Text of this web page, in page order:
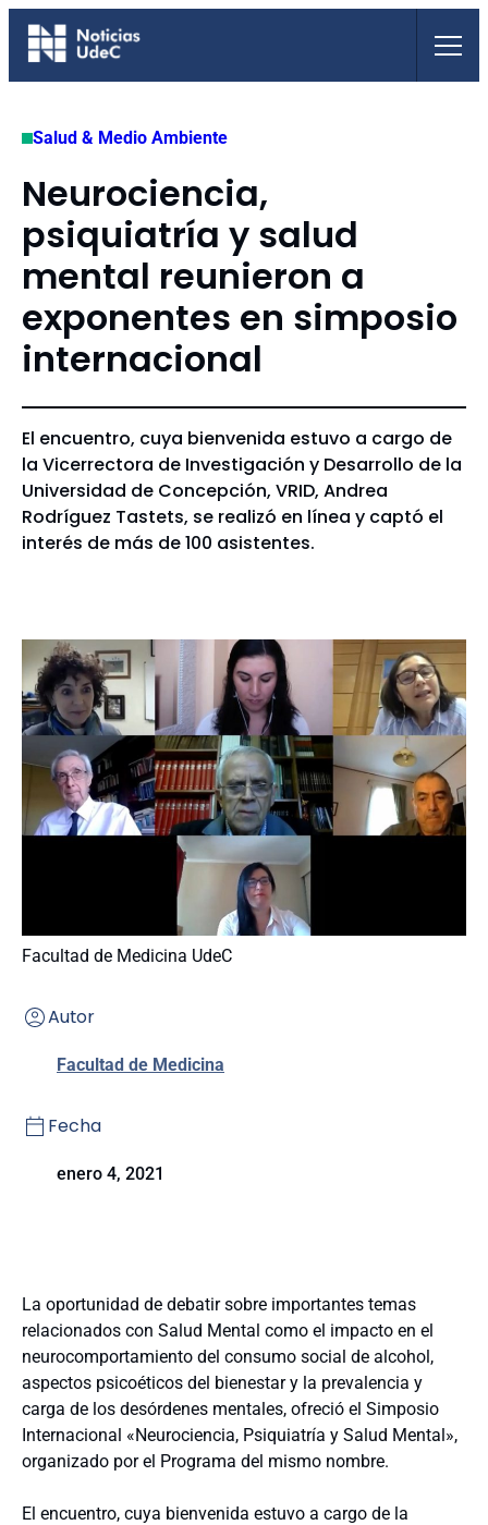
Saltar
Salud & Medio Ambiente
Neurociencia,
psiquiatría y salud
mental reunieron a
exponentes en simposio
internacional
El encuentro, cuya bienvenida estuvo a cargo de
la Vicerrectora de Investigación y Desarrollo de la
Universidad de Concepción, VRID, Andrea
Rodríguez Tastets, se realizó en línea y captó el
interés de más de 100 asistentes.
Facultad de Medicina UdeC
Autor
Facultad de Medicina
Fecha
enero 4, 2021
La oportunidad de debatir sobre importantes temas
relacionados con Salud Mental como el impacto en el
neurocomportamiento del consumo social de alcohol,
aspectos psicoéticos del bienestar y la prevalencia y
carga de los desórdenes mentales, ofreció el Simposio
Internacional «Neurociencia, Psiquiatría y Salud Mental»,
organizado por el Programa del mismo nombre.
El encuentro, cuya bienvenida estuvo a cargo de la